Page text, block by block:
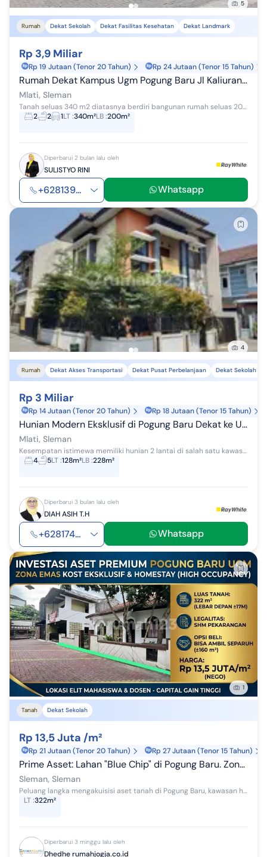
5
Rumah Dekat Sekolah Dekat Fasilitas Kesehatan Dekat Landmark
Rp 3,9 Miliar
Rp 19 Jutaan (Tenor 20 Tahun) Rp 24 Jutaan (Tenor 15 Tahun)
Rumah Dekat Kampus Ugm Pogung Baru Jl Kaliurang Sleman Yogyakarta
Mlati, Sleman
Tanah seluas 340 m2 diatasnya berdiri bangunan rumah seluas 200 m2 yang dilengkapi dengan 2 kamar tidur, 2 kamar mandi. Legalitas SHM Didukung lo...
2
2 1LT:340m²LB:200m²
Diperbarui 2 bulan lalu oleh
SULISTYO RINI
+628139... Whatsapp
4
Rumah Dekat Akses Transportasi Dekat Pusat Perbelanjaan Dekat Sekolah
Rp 3 Miliar
Rp 14 Jutaan (Tenor 20 Tahun) Rp 18 Jutaan (Tenor 15 Tahun)
Hunian Modern Eksklusif di Pogung Baru Dekat ke Ugm, Full Furnished, Sinduadi, Mlati, Sleman
Mlati, Sleman
Kesempatan istimewa memiliki hunian 2 lantai di salah satu kawasan paling elit dan paling dicari di Yogyakarta Pogung. Terletak di dalam cluster ek...
4
5LT:128m²LB:228m²
Diperbarui 3 bulan lalu oleh
DIAH ASIH T.H
+628174... Whatsapp
1
Tanah Dekat Sekolah
Rp 13,5 Juta /m²
Rp 21 Jutaan (Tenor 20 Tahun) Rp 27 Jutaan (Tenor 15 Tahun)
Prime Asset: Lahan "Blue Chip" di Pogung Baru. Zona Emas Kost Eksklusif Ugm (Okupansi 100%). bisa Ambil Separuh.
Sleman, Sleman
Peluang langka mengakuisisi aset tanah di Pogung Baru, kawasan hunian paling prestisius dan paling dicari di lingkungan Universitas Gadjah Mada (UG...
LT:322m²
Diperbarui 3 minggu lalu oleh
Dhedhe rumahjogja.co.id